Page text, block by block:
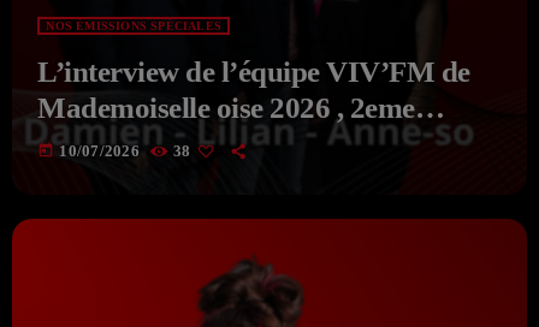
NOS ÉMISSIONS SPÉCIALES
L’interview de l’équipe VIV’FM de
Mademoiselle oise 2026 , 2eme
Dauphine et Prix du Public , Marche
today 10/07/2026 38